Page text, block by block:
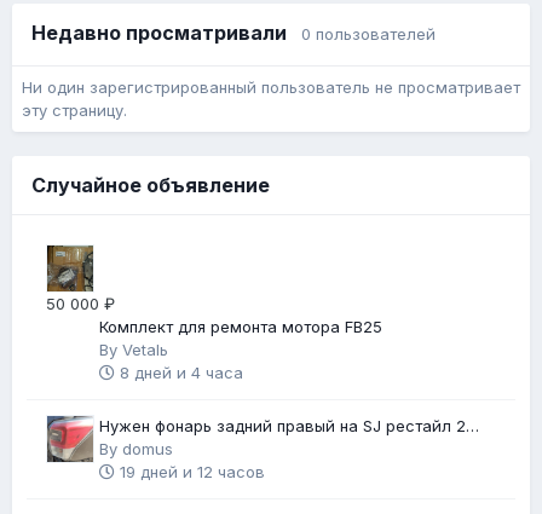
Недавно просматривали 0 пользователей
Ни один зарегистрированный пользователь не просматривает
эту страницу.
Случайное объявление
50 000 ₽
Комплект для ремонта мотора FB25
By Vetalь
8 дней и 4 часа
Нужен фонарь задний правый на SJ рестайл 2
(2018 г.в.)
By domus
19 дней и 12 часов